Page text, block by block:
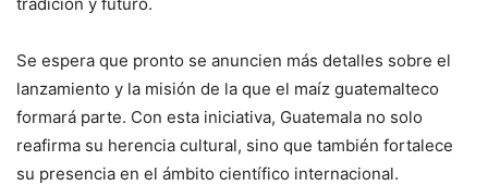
Se espera que pronto se anuncien más detalles sobre el
lanzamiento y la misión de la que el maíz guatemalteco
formará parte. Con esta iniciativa, Guatemala no solo
reafirma su herencia cultural, sino que también fortalece
su presencia en el ámbito científico internacional.